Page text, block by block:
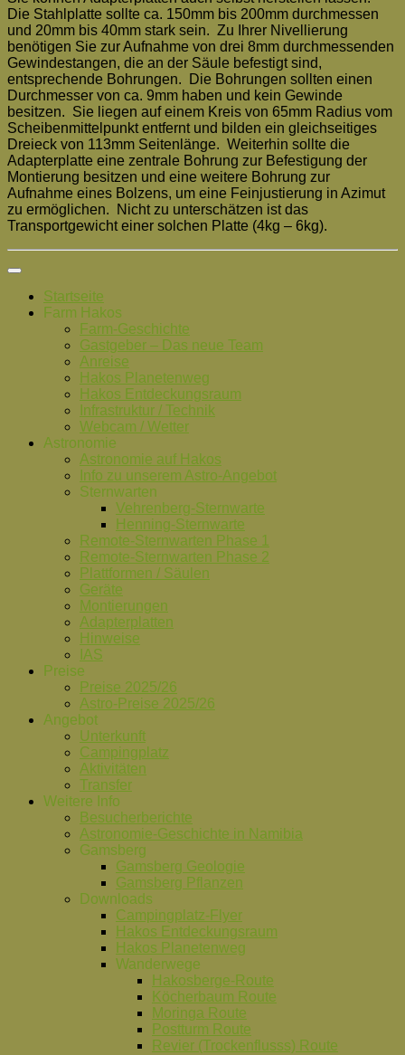
Die Stahlplatte sollte ca. 150mm bis 200mm durchmessen
und 20mm bis 40mm stark sein. Zu Ihrer Nivellierung
benötigen Sie zur Aufnahme von drei 8mm durchmessenden
Gewindestangen, die an der Säule befestigt sind,
entsprechende Bohrungen. Die Bohrungen sollten einen
Durchmesser von ca. 9mm haben und kein Gewinde
besitzen. Sie liegen auf einem Kreis von 65mm Radius vom
Scheiben­mittel­punkt entfernt und bilden ein gleichseitiges
Dreieck von 113mm Seitenlänge. Weiterhin sollte die
Adapter­platte eine zentrale Bohrung zur Befestigung der
Montierung besitzen und eine weitere Bohrung zur
Aufnahme eines Bolzens, um eine Feinjustierung in Azimut
zu ermöglichen. Nicht zu unterschätzen ist das
Transportgewicht einer solchen Platte (4kg – 6kg).
Startseite
Farm Hakos
Farm-Geschichte
Gastgeber – Das neue Team
Anreise
Hakos Planetenweg
Hakos Entdeckungsraum
Infrastruktur / Technik
Webcam / Wetter
Astronomie
Astronomie auf Hakos
Info zu unserem Astro-Angebot
Sternwarten
Vehrenberg-Sternwarte
Henning-Sternwarte
Remote-Sternwarten Phase 1
Remote-Sternwarten Phase 2
Plattformen / Säulen
Geräte
Montierungen
Adapterplatten
Hinweise
IAS
Preise
Preise 2025/26
Astro-Preise 2025/26
Angebot
Unterkunft
Campingplatz
Aktivitäten
Transfer
Weitere Info
Besucherberichte
Astronomie-Geschichte in Namibia
Gamsberg
Gamsberg Geologie
Gamsberg Pflanzen
Downloads
Campingplatz-Flyer
Hakos Entdeckungsraum
Hakos Planetenweg
Wanderwege
Hakosberge-Route
Köcherbaum Route
Moringa Route
Postturm Route
Revier (Trockenflusss) Route